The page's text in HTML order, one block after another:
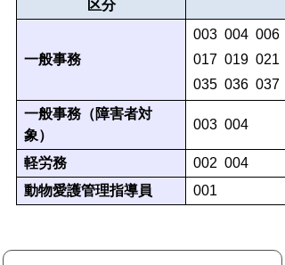
区分
一般事務
003 004
017 019
035 036
一般事務（障害者対
象）
003 004
軽労務
002 004
動物愛護管理指導員
001